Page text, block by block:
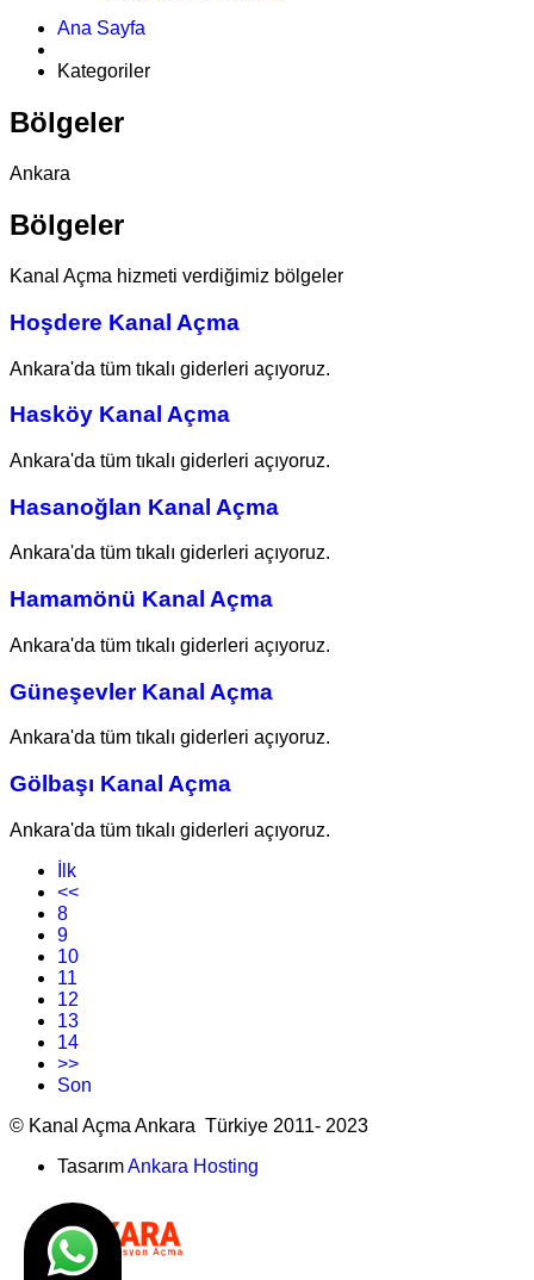
Ana Sayfa
Kategoriler
Bölgeler
Ankara
Bölgeler
Kanal Açma hizmeti verdiğimiz bölgeler
Hoşdere Kanal Açma
Ankara'da tüm tıkalı giderleri açıyoruz.
Hasköy Kanal Açma
Ankara'da tüm tıkalı giderleri açıyoruz.
Hasanoğlan Kanal Açma
Ankara'da tüm tıkalı giderleri açıyoruz.
Hamamönü Kanal Açma
Ankara'da tüm tıkalı giderleri açıyoruz.
Güneşevler Kanal Açma
Ankara'da tüm tıkalı giderleri açıyoruz.
Gölbaşı Kanal Açma
Ankara'da tüm tıkalı giderleri açıyoruz.
İlk
<<
8
9
10
11
12
13
14
>>
Son
© Kanal Açma Ankara Türkiye 2011- 2023
TasarımAnkara Hosting